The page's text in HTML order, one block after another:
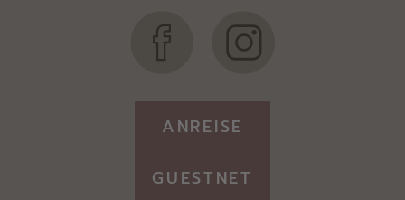
ANREISE
GUESTNET